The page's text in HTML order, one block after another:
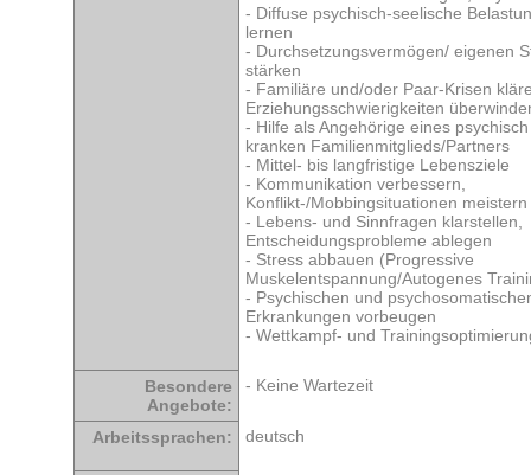
- Diffuse psychisch-seelische
lernen
- Durchsetzungsvermögen/ eigenen
stärken
- Familiäre und/oder Paar-Krisen
Erziehungsschwierigkeiten
- Hilfe als Angehörige eines
kranken Familienmitglieds/Partners
- Mittel- bis langfristige Lebensziele
- Kommunikation verbessern,
Konflikt-/Mobbingsituationen meistern
- Lebens- und Sinnfragen klarstellen,
Entscheidungsprobleme ablegen
- Stress abbauen (Progressive
Muskelentspannung/Autogenes
- Psychischen und
Erkrankungen vorbeugen
- Wettkampf- und
Besondere
Angebote:
- Keine Wartezeit
Arbeitssprachen: deutsch